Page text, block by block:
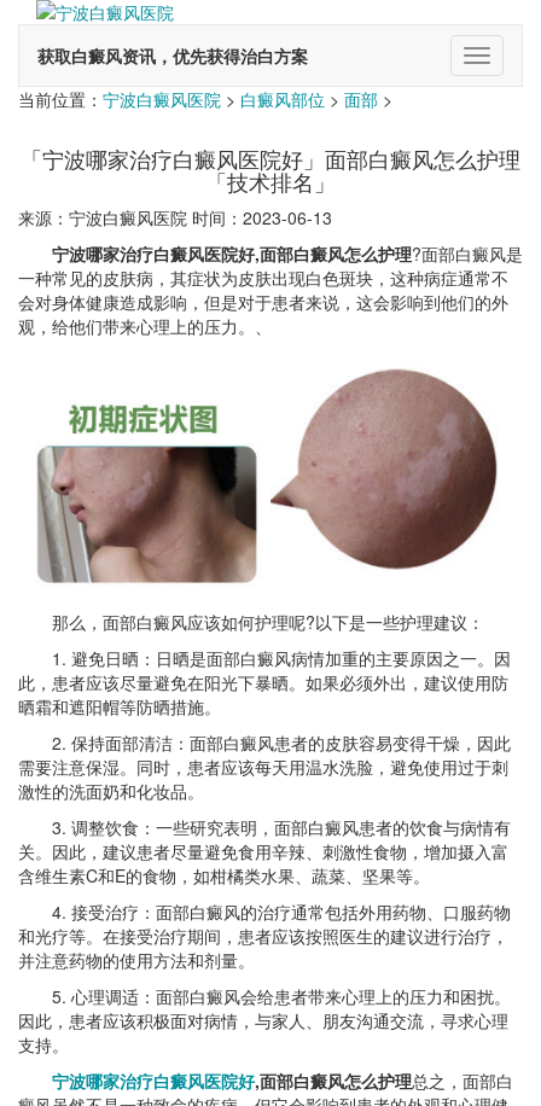
获取白癜风资讯，优先获得治白方案
切
换
当前位置： 宁波白癜风医院 > 白癜风部位 > 面部 >
「宁波哪家治疗白癜风医院好」面部白癜风怎么护理
「技术排名」
来源：宁波白癜风医院 时间：2023-06-13
宁波哪家治疗白癜风医院好,面部白癜风怎么护理?面部白癜风是
一种常见的皮肤病，其症状为皮肤出现白色斑块，这种病症通常不
会对身体健康造成影响，但是对于患者来说，这会影响到他们的外
观，给他们带来心理上的压力。、
那么，面部白癜风应该如何护理呢?以下是一些护理建议：
1. 避免日晒：日晒是面部白癜风病情加重的主要原因之一。因
此，患者应该尽量避免在阳光下暴晒。如果必须外出，建议使用防
晒霜和遮阳帽等防晒措施。
2. 保持面部清洁：面部白癜风患者的皮肤容易变得干燥，因此
需要注意保湿。同时，患者应该每天用温水洗脸，避免使用过于刺
激性的洗面奶和化妆品。
3. 调整饮食：一些研究表明，面部白癜风患者的饮食与病情有
关。因此，建议患者尽量避免食用辛辣、刺激性食物，增加摄入富
含维生素C和E的食物，如柑橘类水果、蔬菜、坚果等。
4. 接受治疗：面部白癜风的治疗通常包括外用药物、口服药物
和光疗等。在接受治疗期间，患者应该按照医生的建议进行治疗，
并注意药物的使用方法和剂量。
5. 心理调适：面部白癜风会给患者带来心理上的压力和困扰。
因此，患者应该积极面对病情，与家人、朋友沟通交流，寻求心理
支持。
宁波哪家治疗白癜风医院好,面部白癜风怎么护理总之，面部白